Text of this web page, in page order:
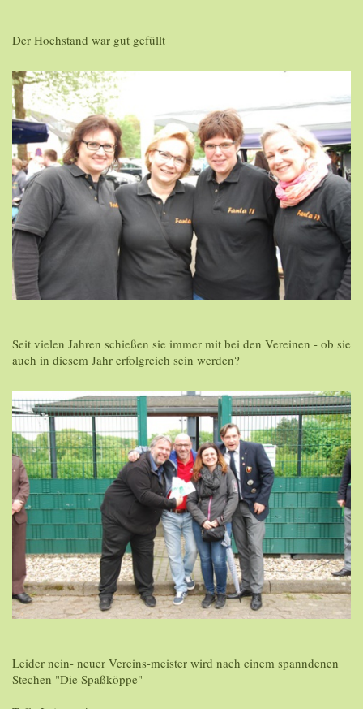
Der Hochstand war gut gefüllt
Seit vielen Jahren schießen sie immer mit bei den Vereinen - ob sie
auch in diesem Jahr erfolgreich sein werden?
Leider nein- neuer Vereins-meister wird nach einem spanndenen
Stechen "Die Spaßköppe"